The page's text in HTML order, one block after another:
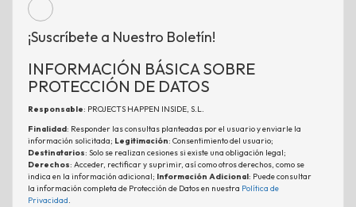
¡Suscríbete a Nuestro Boletín!
INFORMACIÓN BÁSICA SOBRE
PROTECCIÓN DE DATOS
Responsable: PROJECTS HAPPEN INSIDE, S.L.
Finalidad: Responder las consultas planteadas por el usuario y enviarle la
información solicitada; Legitimación: Consentimiento del usuario;
Destinatarios: Solo se realizan cesiones si existe una obligación legal;
Derechos: Acceder, rectificar y suprimir, así como otros derechos, como se
indica en la información adicional; Información Adicional: Puede consultar
la información completa de Protección de Datos en nuestra Política de
Privacidad.